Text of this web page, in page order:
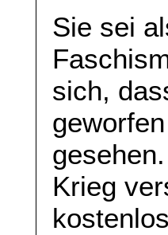
Sie sei
sich,
Krieg